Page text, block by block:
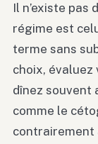
Il n’existe pas
régime est
terme sans
choix, évaluez
dînez souvent
comme le
contrairement